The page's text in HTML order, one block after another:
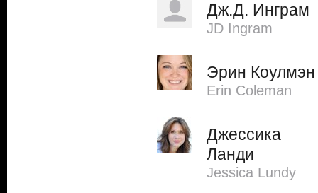
Дж.Д. Инграм
JD Ingram
Эрин Коулмэн
Erin Coleman
Джессика
Ланди
Jessica Lundy